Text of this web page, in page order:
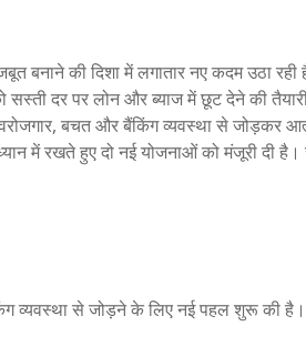
बनाने की दिशा में लगातार नए कदम उठा रही
दर पर लोन और ब्याज में छूट देने की
बचत और बैंकिंग व्यवस्था से जोड़कर
में रखते हुए दो नई योजनाओं को मंजूरी दी
व्यवस्था से जोड़ने के लिए नई पहल शुरू की